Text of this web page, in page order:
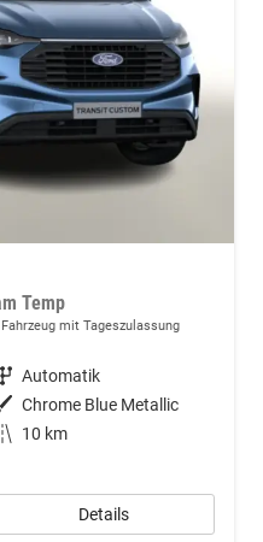
Temp
Fahrzeug mit Tageszulassung
Getriebe Automatik
Außenfarbe Chrome Blue Metallic
Kilometerstand
10 km
Details